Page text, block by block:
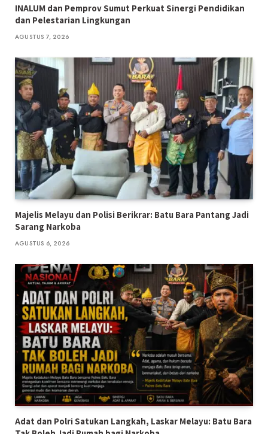
INALUM dan Pemprov Sumut Perkuat Sinergi Pendidikan
dan Pelestarian Lingkungan
AGUSTUS 7, 2026
Majelis Melayu dan Polisi Berikrar: Batu Bara Pantang Jadi
Sarang Narkoba
AGUSTUS 6, 2026
Adat dan Polri Satukan Langkah, Laskar Melayu: Batu Bara